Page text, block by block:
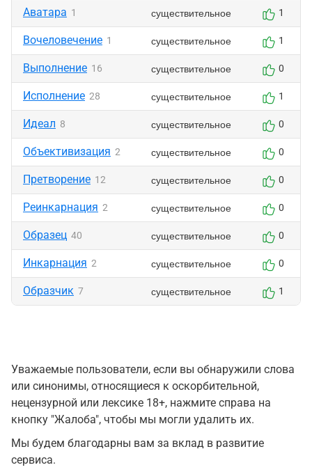
Аватара 1 существительное 1
Вочеловечение 1 существительное 1
Выполнение 16 существительное 0
Исполнение 28 существительное 1
Идеал 8 существительное 0
Объективизация 2 существительное 0
Претворение 12 существительное 0
Реинкарнация 2 существительное 0
Образец 40 существительное 0
Инкарнация 2 существительное 0
Образчик 7 существительное 1
Уважаемые пользователи, если вы обнаружили слова
или синонимы, относящиеся к оскорбительной,
нецензурной или лексике 18+, нажмите справа на
кнопку "Жалоба", чтобы мы могли удалить их.
Мы будем благодарны вам за вклад в развитие
сервиса.